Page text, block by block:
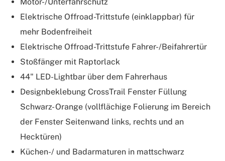
Elektrische Offroad-Trittstufe (einklappbar) für
mehr Bodenfreiheit
Elektrische Offroad-Trittstufe Fahrer-/Beifahrertür
Stoßfänger mit Raptorlack
44" LED-Lightbar über dem Fahrerhaus
Designbeklebung CrossTrail Fenster Füllung
Schwarz- Orange (vollflächige Folierung im Bereich
der Fenster Seitenwand links, rechts und an
Hecktüren)
Küchen-/ und Badarmaturen in mattschwarz